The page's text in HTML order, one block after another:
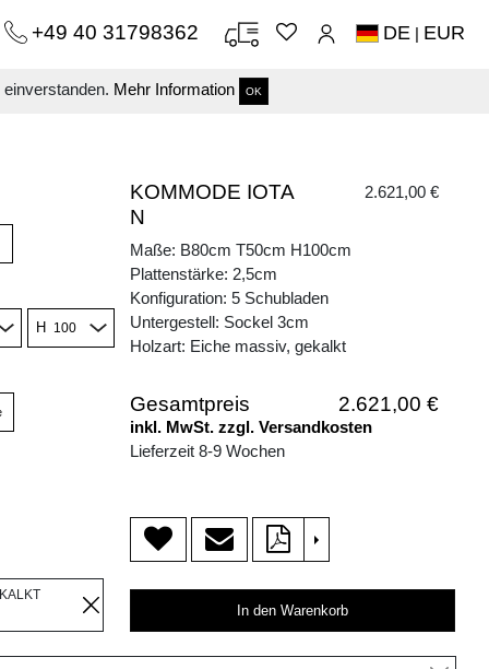
Mehr Information OK
+49 40 31798362 DE | EUR
H
KOMMODE IOTA
N
2.621,00 €
Maße: B80cm T50cm H100cm
Plattenstärke: 2,5cm
Konfiguration: 5 Schubladen
Untergestell: Sockel 3cm
Holzart: Eiche massiv, gekalkt
Gesamtpreis 2.621,00 €
inkl. MwSt. zzgl. Versandkosten
Lieferzeit 8-9 Wochen
>
In den Warenkorb